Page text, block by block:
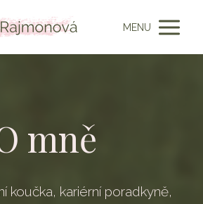
MENU
mně
koučka, kariérní poradkyně,